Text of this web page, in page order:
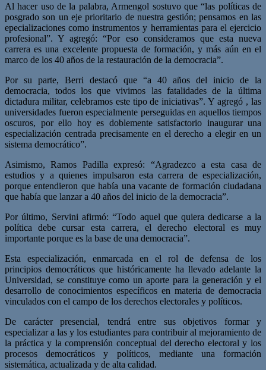
Al hacer uso de la palabra, Armengol sostuvo que “las políticas de
posgrado son un eje prioritario de nuestra gestión; pensamos en las
epecializaciones como instrumentos y herramientas para el ejercicio
profesional”. Y agregó: “Por eso consideramos que esta nueva
carrera es una excelente propuesta de formación, y más aún en el
marco de los 40 años de la restauración de la democracia”.
Por su parte, Berri destacó que “a 40 años del inicio de la
democracia, todos los que vivimos las fatalidades de la última
dictadura militar, celebramos este tipo de iniciativas”. Y agregó , las
universidades fueron especialmente perseguidas en aquellos tiempos
oscuros, por ello hoy es doblemente satisfactorio inaugurar una
especialización centrada precisamente en el derecho a elegir en un
sistema democrático”.
Asimismo, Ramos Padilla expresó: “Agradezco a esta casa de
estudios y a quienes impulsaron esta carrera de especialización,
porque entendieron que había una vacante de formación ciudadana
que había que lanzar a 40 años del inicio de la democracia”.
Por último, Servini afirmó: “Todo aquel que quiera dedicarse a la
política debe cursar esta carrera, el derecho electoral es muy
importante porque es la base de una democracia”.
Esta especialización, enmarcada en el rol de defensa de los
principios democráticos que históricamente ha llevado adelante la
Universidad, se constituye como un aporte para la generación y el
desarrollo de conocimientos específicos en materia de democracia
vinculados con el campo de los derechos electorales y políticos.
De carácter presencial, tendrá entre sus objetivos formar y
especializar a las y los estudiantes para contribuir al mejoramiento de
la práctica y la comprensión conceptual del derecho electoral y los
procesos democráticos y políticos, mediante una formación
sistemática, actualizada y de alta calidad.